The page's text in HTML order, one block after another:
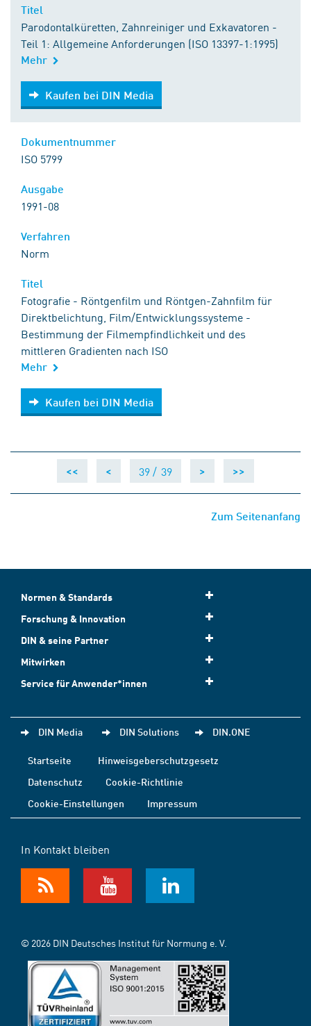
Parodontalküretten, Zahnreiniger und Exkavatoren -
Teil 1: Allgemeine Anforderungen (ISO 13397-1:1995)
Mehr
Kaufen bei DIN Media
Kaufen bei DIN Media
ISO 5799
1991-08
Norm
Fotografie - Röntgenfilm und Röntgen-Zahnfilm für
Direktbelichtung, Film/Entwicklungssysteme -
Bestimmung der Filmempfindlichkeit und des
mittleren Gradienten nach ISO
Mehr
Kaufen bei DIN Media
Kaufen bei DIN Media
<< < 39 / 39 > >>
Zum Seitenanfang
Normen & Standards
Forschung & Innovation
DIN & seine Partner
Mitwirken
Service für Anwender*innen
DIN Media DIN Solutions DIN.ONE
Startseite
Hinweisgeberschutzgesetz
Datenschutz
Cookie-Richtlinie
Cookie-Einstellungen
Impressum
In Kontakt bleiben
© 2026 DIN Deutsches Institut für Normung e. V.